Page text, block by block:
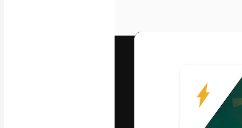
Videos
Die kreative
Arbeit zu
Abonnenten unter